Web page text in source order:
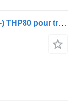
Direction assistée TRW CF460 (01.17-) THP80 pour tracteur routier DAF CF450, CF460 (2017-)